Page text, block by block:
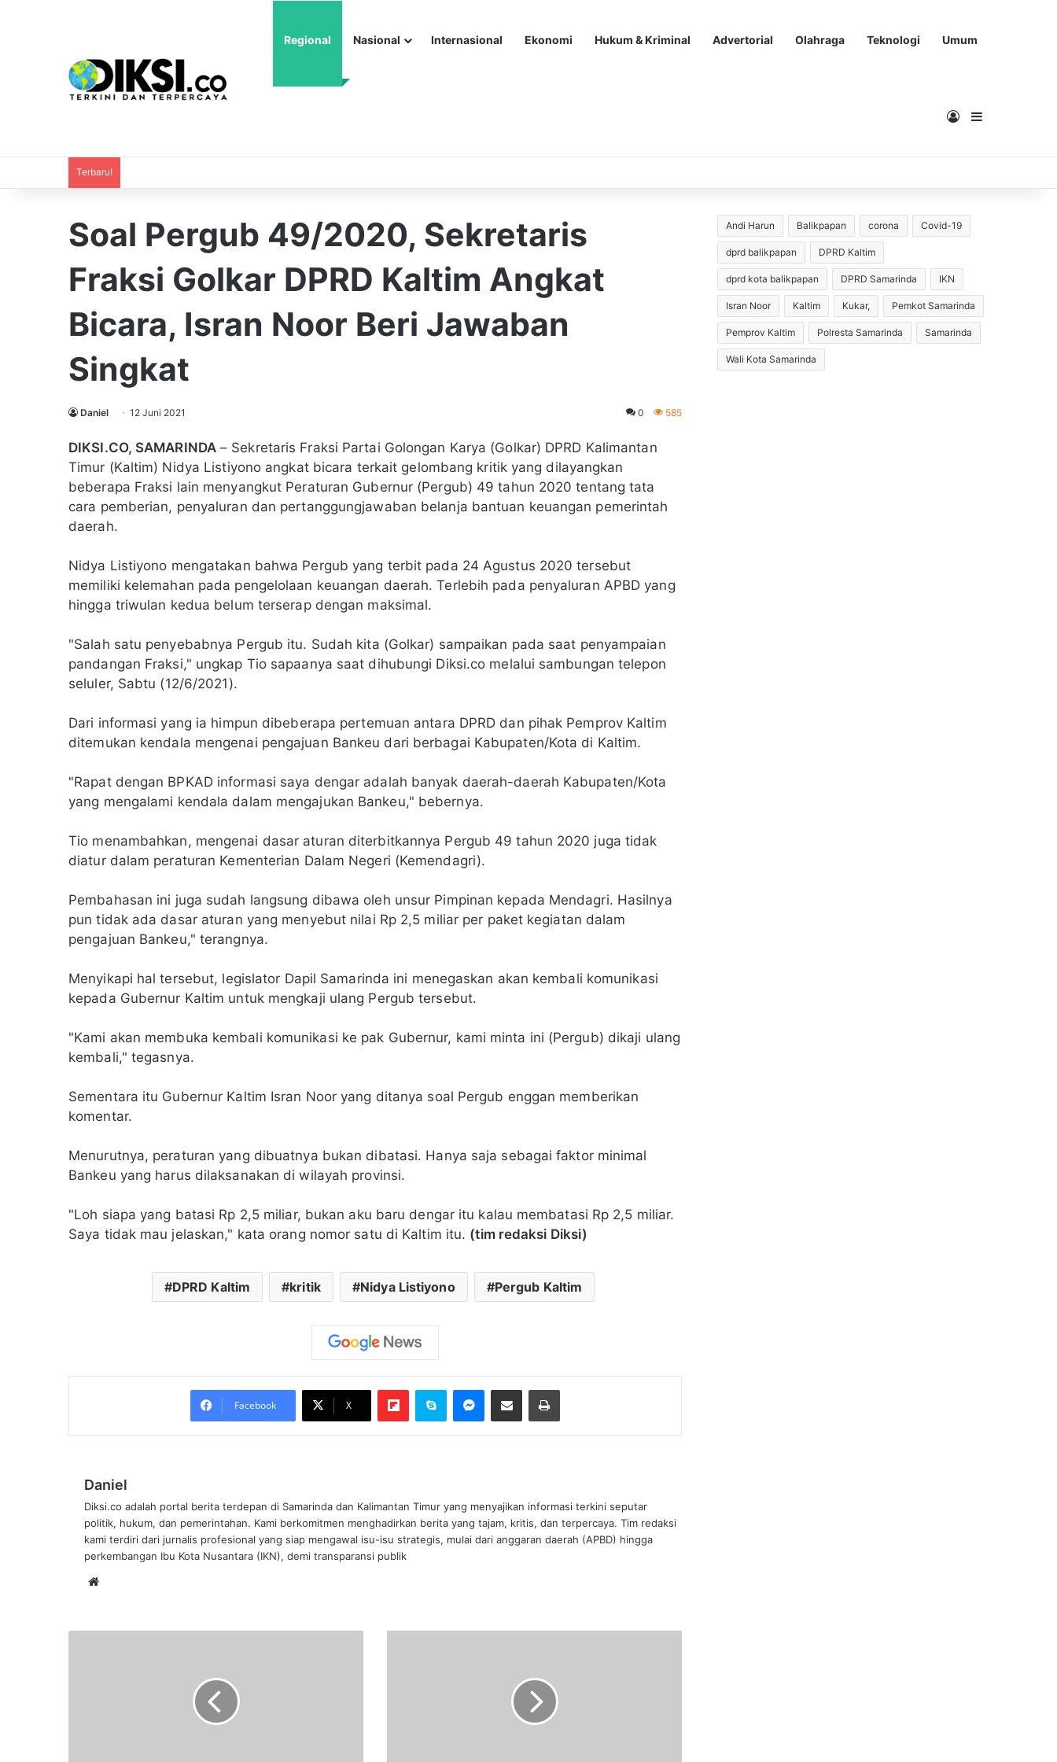
Regional Nasional Internasional Ekonomi Hukum & Kriminal Advertorial Olahraga Teknologi Umum
MasukSidebar
Terbaru!
Soal Pergub 49/2020, Sekretaris
Fraksi Golkar DPRD Kaltim Angkat
Bicara, Isran Noor Beri Jawaban
Singkat
Daniel 12 Juni 2021 0 585
DIKSI.CO, SAMARINDA– Sekretaris Fraksi Partai Golongan Karya (Golkar) DPRD Kalimantan
Timur (Kaltim) Nidya Listiyono angkat bicara terkait gelombang kritik yang dilayangkan
beberapa Fraksi lain menyangkut Peraturan Gubernur (Pergub) 49 tahun 2020 tentang tata
cara pemberian, penyaluran dan pertanggungjawaban belanja bantuan keuangan pemerintah
daerah.
Nidya Listiyono mengatakan bahwa Pergub yang terbit pada 24 Agustus 2020 tersebut
memiliki kelemahan pada pengelolaan keuangan daerah. Terlebih pada penyaluran APBD yang
hingga triwulan kedua belum terserap dengan maksimal.
"Salah satu penyebabnya Pergub itu. Sudah kita (Golkar) sampaikan pada saat penyampaian
pandangan Fraksi," ungkap Tio sapaanya saat dihubungi Diksi.co melalui sambungan telepon
seluler, Sabtu (12/6/2021).
Dari informasi yang ia himpun dibeberapa pertemuan antara DPRD dan pihak Pemprov Kaltim
ditemukan kendala mengenai pengajuan Bankeu dari berbagai Kabupaten/Kota di Kaltim.
"Rapat dengan BPKAD informasi saya dengar adalah banyak daerah-daerah Kabupaten/Kota
yang mengalami kendala dalam mengajukan Bankeu," bebernya.
Tio menambahkan, mengenai dasar aturan diterbitkannya Pergub 49 tahun 2020 juga tidak
diatur dalam peraturan Kementerian Dalam Negeri (Kemendagri).
Pembahasan ini juga sudah langsung dibawa oleh unsur Pimpinan kepada Mendagri. Hasilnya
pun tidak ada dasar aturan yang menyebut nilai Rp 2,5 miliar per paket kegiatan dalam
pengajuan Bankeu," terangnya.
Menyikapi hal tersebut, legislator Dapil Samarinda ini menegaskan akan kembali komunikasi
kepada Gubernur Kaltim untuk mengkaji ulang Pergub tersebut.
"Kami akan membuka kembali komunikasi ke pak Gubernur, kami minta ini (Pergub) dikaji ulang
kembali," tegasnya.
Sementara itu Gubernur Kaltim Isran Noor yang ditanya soal Pergub enggan memberikan
komentar.
Menurutnya, peraturan yang dibuatnya bukan dibatasi. Hanya saja sebagai faktor minimal
Bankeu yang harus dilaksanakan di wilayah provinsi.
"Loh siapa yang batasi Rp 2,5 miliar, bukan aku baru dengar itu kalau membatasi Rp 2,5 miliar.
Saya tidak mau jelaskan," kata orang nomor satu di Kaltim itu. (tim redaksi Diksi)
DPRD Kaltim kritik Nidya Listiyono Pergub Kaltim
Facebook X
FlipboardSkype Messenger
Bagikan melalui Email Cetak
Daniel
Diksi.co adalah portal berita terdepan di Samarinda dan Kalimantan Timur yang menyajikan informasi terkini seputar
politik, hukum, dan pemerintahan. Kami berkomitmen menghadirkan berita yang tajam, kritis, dan terpercaya. Tim redaksi
kami terdiri dari jurnalis profesional yang siap mengawal isu-isu strategis, mulai dari anggaran daerah (APBD) hingga
perkembangan Ibu Kota Nusantara (IKN), demi transparansi publik
Andi Harun Balikpapan corona Covid-19
dprd balikpapan DPRD Kaltim
dprd kota balikpapan DPRD Samarinda IKN
Isran Noor Kaltim Kukar, Pemkot Samarinda
Pemprov Kaltim Polresta Samarinda Samarinda
Wali Kota Samarinda